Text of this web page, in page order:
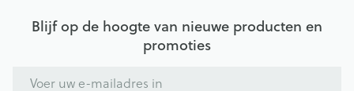
Blijf op de hoogte van nieuwe producten en
promoties